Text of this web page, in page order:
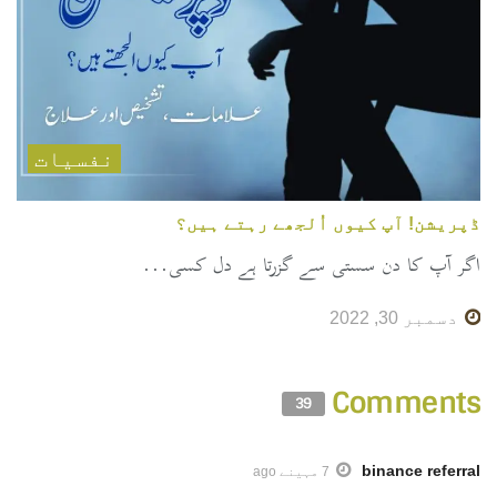
نفسیات
ڈپریشن! آپ کیوں اُلجھے رہتے ہیں؟
اگر آپ کا دن سستی سے گزرتا ہے دل کسی...
دسمبر 30, 2022
Comments
39
binance referral 7 مہینے ago